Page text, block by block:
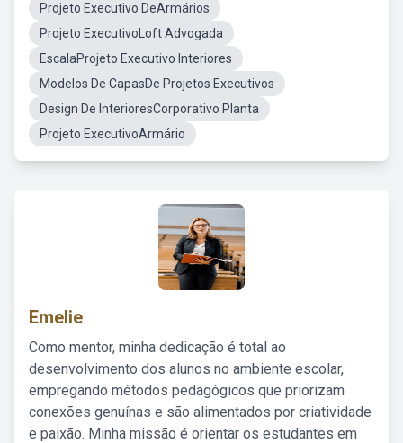
Projeto Executivo DeArmários
Projeto ExecutivoLoft Advogada
EscalaProjeto Executivo Interiores
Modelos De CapasDe Projetos Executivos
Design De InterioresCorporativo Planta
Projeto ExecutivoArmário
Emelie
Como mentor, minha dedicação é total ao
desenvolvimento dos alunos no ambiente escolar,
empregando métodos pedagógicos que priorizam
conexões genuínas e são alimentados por criatividade
e paixão. Minha missão é orientar os estudantes em